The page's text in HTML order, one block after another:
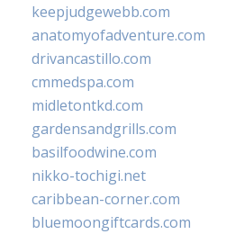
keepjudgewebb.com
anatomyofadventure.com
drivancastillo.com
cmmedspa.com
midletontkd.com
gardensandgrills.com
basilfoodwine.com
nikko-tochigi.net
caribbean-corner.com
bluemoongiftcards.com